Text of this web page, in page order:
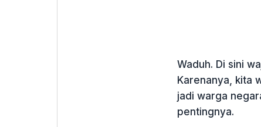
Waduh. Di sini
Karenanya, kita
jadi warga
pentingnya.